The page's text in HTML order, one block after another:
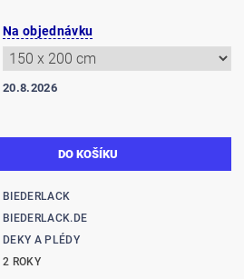
Na objednávku
20.8.2026
BIEDERLACK
BIEDERLACK.DE
DEKY A PLÉDY
2 ROKY